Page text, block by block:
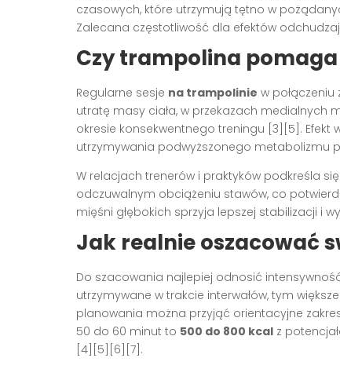
czasowych, które utrzymują tętno w
Zalecana częstotliwość dla efektów
Czy trampolina
Regularne sesje na trampolinie w
utratę masy ciała, w przekazach medialnych
okresie konsekwentnego treningu [3][5] . Efekt
utrzymywania podwyższonego metabolizmu
W relacjach trenerów i praktyków podkreśla
odczuwalnym obciążeniu stawów, co
mięśni głębokich sprzyja lepszej stabilizacji i
Jak realnie oszacować
Do szacowania najlepiej odnosić
utrzymywane w trakcie interwałów, tym większe
planowania można przyjąć orientacyjne
50 do 60 minut to 500 do 800 kcal z
[4][5][6][7] .